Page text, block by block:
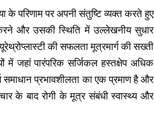
के परिणाम पर अपनी संतुष्टि व्यक्त करते हुए
और उसकी स्थिति में उल्लेखनीय सुधार
की सफलता मूत्रमार्ग की सख्ती
जहां पारंपरिक सर्जिकल हस्तक्षेप अधिक
समाधान प्रभावशीलता का एक प्रमाण है और
के बाद रोगी के मूत्र संबंधी स्वास्थ्य और